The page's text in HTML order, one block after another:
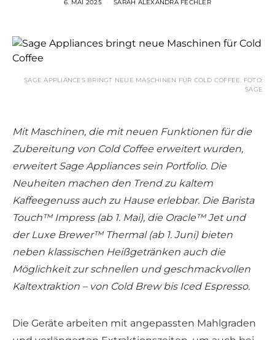
6. MAI 2025 SARAH ALEXANDRA FECHLER
SAGE APPLIANCES BRINGT NEUE MASCHINEN FÜR COLD COFFEE. FOTO:
SAGE
Mit Maschinen, die mit neuen Funktionen für die
Zubereitung von Cold Coffee erweitert wurden,
erweitert Sage Appliances sein Portfolio. Die
Neuheiten machen den Trend zu kaltem
Kaffeegenuss auch zu Hause erlebbar. Die Barista
Touch™ Impress (ab 1. Mai), die Oracle™ Jet und
der Luxe Brewer™ Thermal (ab 1. Juni) bieten
neben klassischen Heißgetränken auch die
Möglichkeit zur schnellen und geschmackvollen
Kaltextraktion – von Cold Brew bis Iced Espresso.
Die Geräte arbeiten mit angepassten Mahlgraden